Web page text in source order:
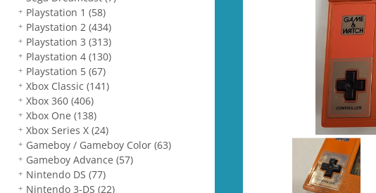
Playstation 1(58)
Playstation 2(434)
Playstation 3(313)
Playstation 4(130)
Playstation 5(67)
Xbox Classic(141)
Xbox 360(406)
Xbox One(138)
Xbox Series X(24)
Gameboy / Gameboy Color(63)
Gameboy Advance(57)
Nintendo DS(77)
Nintendo 3-DS(22)